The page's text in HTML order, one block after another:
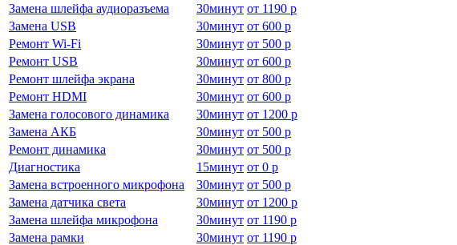
Замена шлейфа аудиоразъема
30минут от 1190 р
Замена USB
30минут от 600 р
Ремонт Wi-Fi
30минут от 500 р
Ремонт USB
30минут от 600 р
Ремонт шлейфа экрана
30минут от 800 р
Ремонт HDMI
30минут от 600 р
Замена голосового динамика
30минут от 1200 р
Замена АКБ
30минут от 500 р
Ремонт динамика
30минут от 500 р
Диагностика
15минут от 0 р
Замена встроенного микрофона
30минут от 500 р
Замена датчика света
30минут от 1200 р
Замена шлейфа микрофона
30минут от 1190 р
Замена рамки
30минут от 1190 р